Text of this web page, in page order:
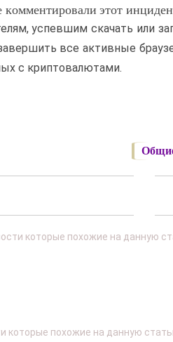
комментировали этот
успевшим скачать или
все активные
с криптовалютами.